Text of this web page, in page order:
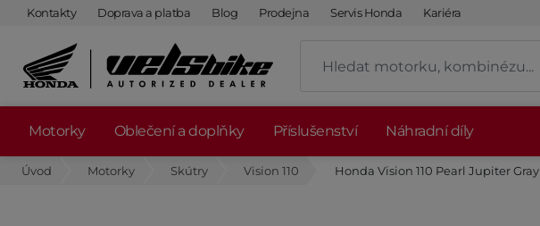
Kontakty Doprava a platba Blog Prodejna Servis Honda Kariéra
Motorky Oblečení a doplňky Příslušenství Náhradní díly
Úvod Motorky Skútry Vision 110 Honda Vision 110 Pearl Jupiter Gray